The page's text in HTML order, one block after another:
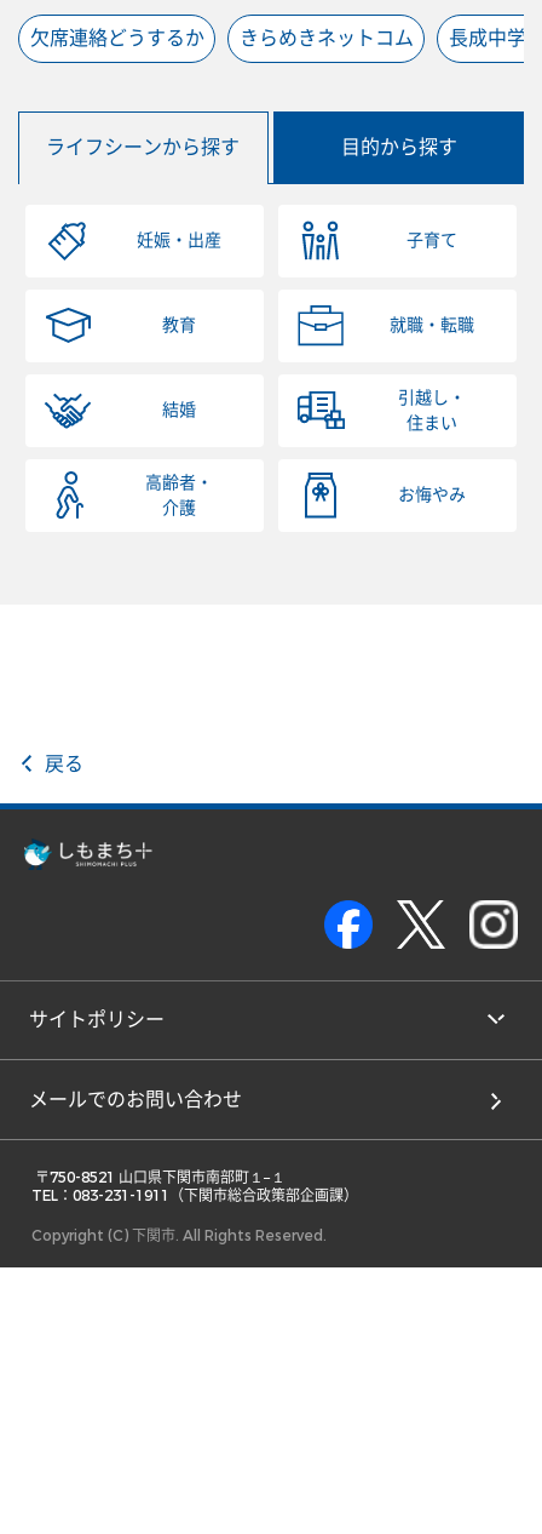
欠席連絡どうするか きらめきネットコム 長成中学
ライフシーンから探す 目的から探す
妊娠・出産 子育て
教育 就職・転職
結婚
引越し・
住まい
高齢者・
介護
お悔やみ
戻る
サイトポリシー
メールでのお問い合わせ
TEL：083-231-1911（下関市総合政策部企画課）
Copyright (C) 下関市. All Rights Reserved.